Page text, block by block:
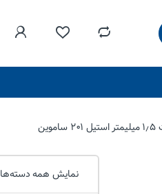
نمایش همه دسته‌ها